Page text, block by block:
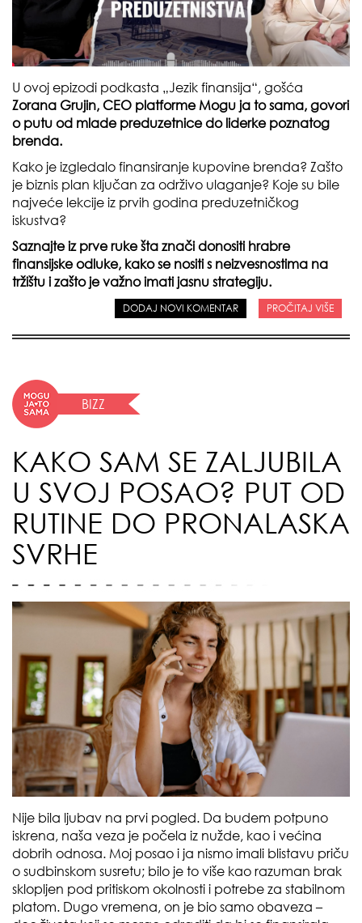
U ovoj epizodi podkasta „Jezik finansija“, gošća
Zorana Grujin, CEO platforme Mogu ja to sama, govori
o putu od mlade preduzetnice do liderke poznatog
brenda.
Kako je izgledalo finansiranje kupovine brenda? Zašto
je biznis plan ključan za održivo ulaganje? Koje su bile
najveće lekcije iz prvih godina preduzetničkog
iskustva?
Saznajte iz prve ruke šta znači donositi hrabre
finansijske odluke, kako se nositi s neizvesnostima na
tržištu i zašto je važno imati jasnu strategiju.
DODAJ NOVI KOMENTAR PROČITAJ VIŠE
BIZZ
KAKO SAM SE ZALJUBILA
U SVOJ POSAO? PUT OD
RUTINE DO PRONALASKA
SVRHE
Nije bila ljubav na prvi pogled. Da budem potpuno
iskrena, naša veza je počela iz nužde, kao i većina
dobrih odnosa. Moj posao i ja nismo imali blistavu priču
o sudbinskom susretu; bilo je to više kao razuman brak
sklopljen pod pritiskom okolnosti i potrebe za stabilnom
platom. Dugo vremena, on je bio samo obaveza –